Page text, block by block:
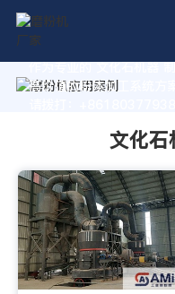
作为专业的 文化石机器
高价值的粉体加工系统方
文化石